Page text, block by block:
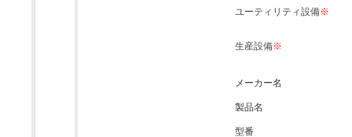
ユーティリティ設備※
生産設備※
メーカー名
製品名
型番